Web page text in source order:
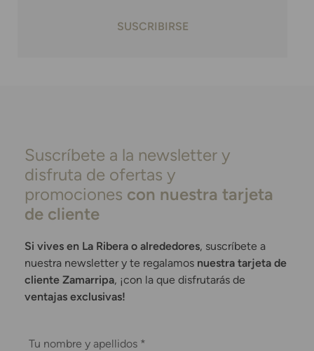
SUSCRIBIRSE
Suscríbete a la newsletter y
disfruta de ofertas y
promociones con nuestra tarjeta
de cliente
Si vives en La Ribera o alrededores, suscríbete a
nuestra newsletter y te regalamos nuestra tarjeta de
cliente Zamarripa, ¡con la que disfrutarás de
ventajas exclusivas!